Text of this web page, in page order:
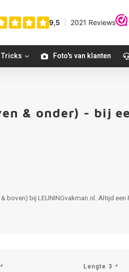
Foto's van klanten
& onder) - bij
boven) bij LEUNINGvakman.nl. Altijd
* Lengte 3 *